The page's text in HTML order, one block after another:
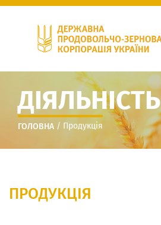
ДІЯЛЬНІСТЬ
ГОЛОВНА / Продукція
ПРОДУКЦІЯ